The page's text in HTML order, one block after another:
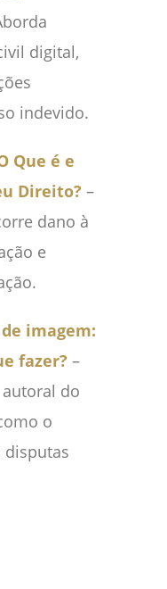
digital,
indevido.
Que é e
Direito? –
dano à
e
imagem:
fazer? –
do
o
disputas